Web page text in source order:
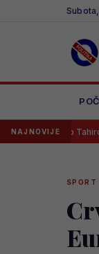
NAJNOVIJE
Tahirovića dobra
SPORT